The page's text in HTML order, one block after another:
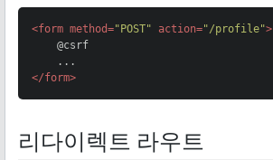
<form method="POST" action="/profile">
    @csrf
</form>
리다이렉트 라우트